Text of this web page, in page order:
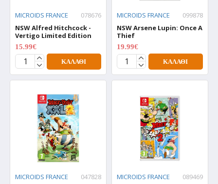
MICROIDS FRANCE
078676
NSW Alfred Hitchcock -
Vertigo Limited Edition
15.99€
ΚΑΛΆΘΙ
MICROIDS FRANCE
099878
NSW Arsene Lupin: Once A
Thief
19.99€
ΚΑΛΆΘΙ
MICROIDS FRANCE
047828
MICROIDS FRANCE
089469